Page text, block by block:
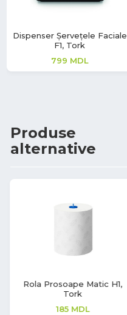
Dispenser Șervețele Faciale
F1, Tork
799 MDL
Produse
alternative
Rola Derulare Centrala 310
M1, Tork
80MDL